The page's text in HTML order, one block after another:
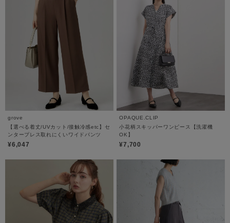
grove
【選べる着丈/UVカット/接触冷感etc】セ
ンタープレス取れにくいワイドパンツ
¥6,047
OPAQUE.CLIP
小花柄スキッパーワンピース【洗濯機
OK】
¥7,700